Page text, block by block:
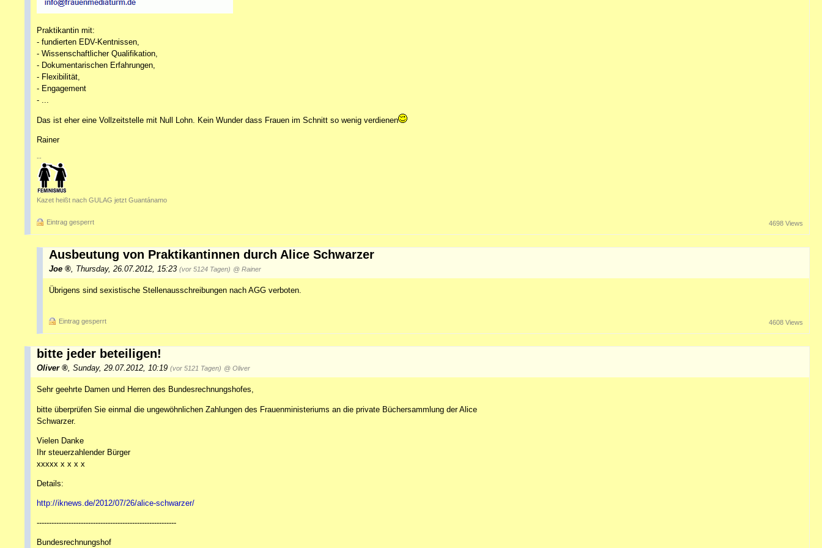
Praktikantin mit:
- fundierten EDV-Kentnissen,
- Wissenschaftlicher Qualifikation,
- Dokumentarischen Erfahrungen,
- Flexibilität,
- Engagement
- ...
Das ist eher eine Vollzeitstelle mit Null Lohn. Kein Wunder dass Frauen im Schnitt so wenig verdienen
Rainer
--
Kazet heißt nach GULAG jetzt Guantánamo
Eintrag gesperrt 4698 Views
Ausbeutung von Praktikantinnen durch Alice Schwarzer
Joe , Thursday, 26.07.2012, 15:23 (vor 5124 Tagen) @ Rainer
Übrigens sind sexistische Stellenausschreibungen nach AGG verboten.
Eintrag gesperrt 4608 Views
bitte jeder beteiligen!
Oliver , Sunday, 29.07.2012, 10:19 (vor 5121 Tagen) @ Oliver
Sehr geehrte Damen und Herren des Bundesrechnungshofes,
bitte überprüfen Sie einmal die ungewöhnlichen Zahlungen des Frauenministeriums an die private Büchersammlung der Alice
Schwarzer.
Vielen Danke
Ihr steuerzahlender Bürger
xxxxx x x x x
Details:
http://iknews.de/2012/07/26/alice-schwarzer/
---------------------------------------------------------
Bundesrechnungshof